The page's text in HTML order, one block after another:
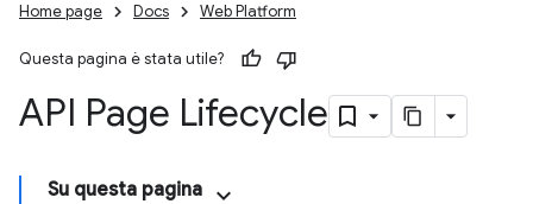
Home page Docs Web Platform
Questa pagina è stata utile?
API Page Lifecycle
Su questa pagina